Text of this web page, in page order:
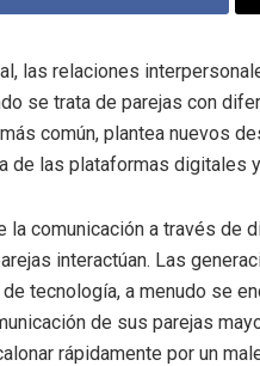
las relaciones
se trata de parejas con
común, plantea nuevos
de las plataformas digitales
la comunicación a través
interactúan. Las
tecnología, a menudo se
de sus parejas
rápidamente por un